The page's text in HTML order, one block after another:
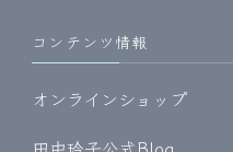
コンテンツ情報
オンラインショップ